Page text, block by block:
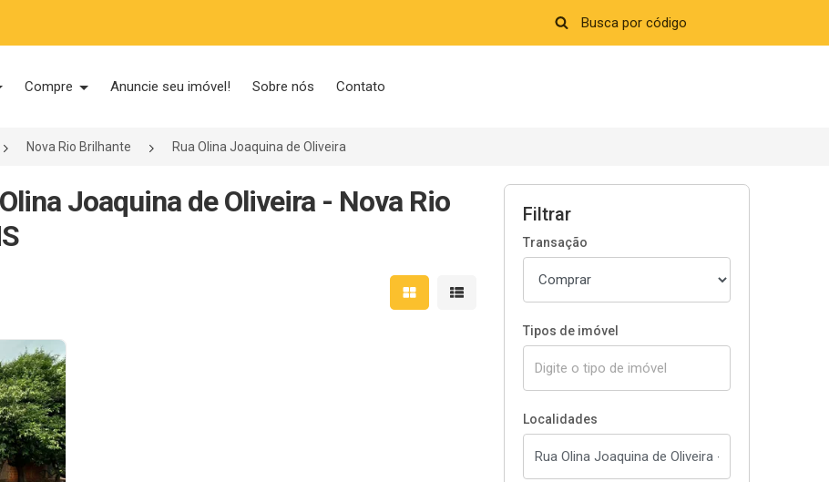
Compre Anuncie seu imóvel! Sobre nós Contato
Nova Rio Brilhante Rua Olina Joaquina de Oliveira
Joaquina de Oliveira - Nova Rio
Mostrar resultados em grade
Mostrar resultados em lista
Filtrar
Transação
Tipos de imóvel
Localidades